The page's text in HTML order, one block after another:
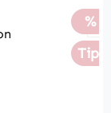
%
Tipp